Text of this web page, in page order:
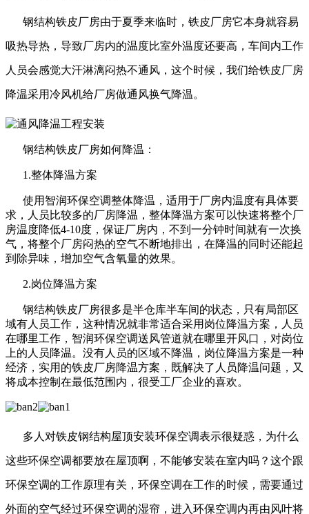
钢结构铁皮厂房由于夏季来临时，铁皮厂房它本身就容易
吸热导热，导致厂房内的温度比室外温度还要高，车间内工作
人员会感觉大汗淋漓闷热不通风，这个时候，我们给铁皮厂房
降温采用冷风机给厂房做通风换气降温。
钢结构铁皮厂房如何降温：
1.整体降温方案
使用智润环保空调整体降温，适用于厂房内温度有具体要
求，人员比较多的厂房降温，整体降温方案可以快速将整个厂
房温度降低4-10度，保证厂房内，不到一分钟时间就有一次换
气，将整个厂房闷热的空气不断地排出，在降温的同时还能起
到除异味，增加空气含氧量的效果。
2.岗位降温方案
钢结构铁皮厂房很多是半仓库半车间的状态，只有局部区
域有人员工作，这种情况就非常适合采用岗位降温方案，人员
在哪里工作，智润环保空调送风管道就在哪里开风口，对岗位
上的人员降温。没有人员的区域不降温，岗位降温方案是一种
经济，实用的铁皮厂房降温方案，既解决了人员降温问题，又
将成本控制在最低范围内，很受工厂企业的喜欢。
多人对铁皮钢结构屋顶安装环保空调表示很疑惑，为什么
这些环保空调都要放在屋顶啊，不能够安装在室内吗？这个跟
环保空调的工作原理有关，环保空调在工作的时候，需要通过
外面的空气经过环保空调的湿帘，进入环保空调内再由风叶将